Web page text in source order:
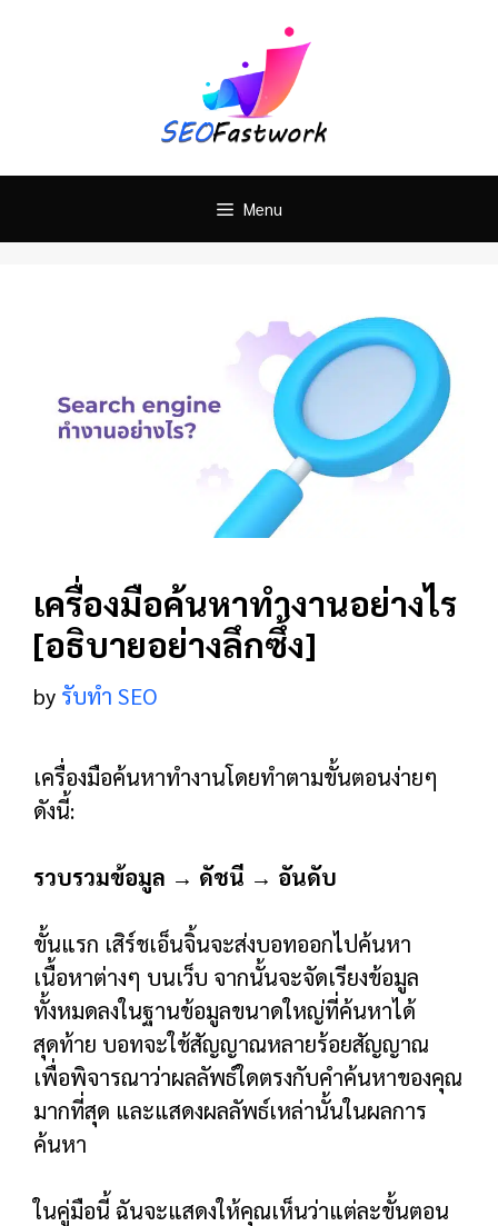
Menu
เครื่องมือค้นหาทำงานอย่างไร
[อธิบายอย่างลึกซึ้ง]
by รับทำ SEO
เครื่องมือค้นหาทำงานโดยทำตามขั้นตอนง่ายๆ
ดังนี้:
รวบรวมข้อมูล → ดัชนี → อันดับ
ขั้นแรก เสิร์ชเอ็นจิ้นจะส่งบอทออกไปค้นหา
เนื้อหาต่างๆ บนเว็บ จากนั้นจะจัดเรียงข้อมูล
ทั้งหมดลงในฐานข้อมูลขนาดใหญ่ที่ค้นหาได้
สุดท้าย บอทจะใช้สัญญาณหลายร้อยสัญญาณ
เพื่อพิจารณาว่าผลลัพธ์ใดตรงกับคำค้นหาของคุณ
มากที่สุด และแสดงผลลัพธ์เหล่านั้นในผลการ
ค้นหา
ในคู่มือนี้ ฉันจะแสดงให้คุณเห็นว่าแต่ละขั้นตอน